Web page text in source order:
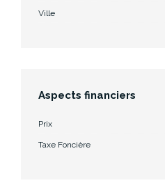
Ville
Aspects financiers
Prix
Taxe Foncière